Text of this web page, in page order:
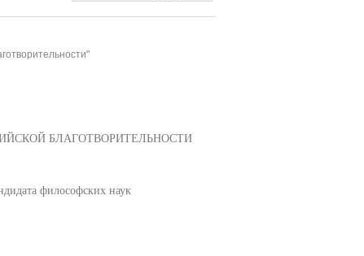
БЛАГОТВОРИТЕЛЬНОСТИ
философских наук